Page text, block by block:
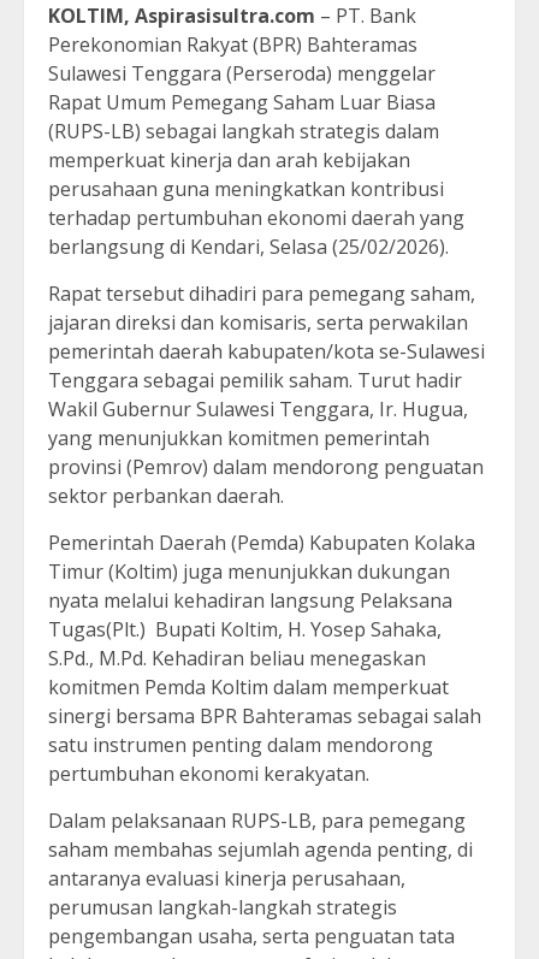
KOLTIM, Aspirasisultra.com – PT. Bank
Perekonomian Rakyat (BPR) Bahteramas
Sulawesi Tenggara (Perseroda) menggelar
Rapat Umum Pemegang Saham Luar Biasa
(RUPS-LB) sebagai langkah strategis dalam
memperkuat kinerja dan arah kebijakan
perusahaan guna meningkatkan kontribusi
terhadap pertumbuhan ekonomi daerah yang
berlangsung di Kendari, Selasa (25/02/2026).
Rapat tersebut dihadiri para pemegang saham,
jajaran direksi dan komisaris, serta perwakilan
pemerintah daerah kabupaten/kota se-Sulawesi
Tenggara sebagai pemilik saham. Turut hadir
Wakil Gubernur Sulawesi Tenggara, Ir. Hugua,
yang menunjukkan komitmen pemerintah
provinsi (Pemrov) dalam mendorong penguatan
sektor perbankan daerah.
Pemerintah Daerah (Pemda) Kabupaten Kolaka
Timur (Koltim) juga menunjukkan dukungan
nyata melalui kehadiran langsung Pelaksana
Tugas(Plt.) Bupati Koltim, H. Yosep Sahaka,
S.Pd., M.Pd. Kehadiran beliau menegaskan
komitmen Pemda Koltim dalam memperkuat
sinergi bersama BPR Bahteramas sebagai salah
satu instrumen penting dalam mendorong
pertumbuhan ekonomi kerakyatan.
Dalam pelaksanaan RUPS-LB, para pemegang
saham membahas sejumlah agenda penting, di
antaranya evaluasi kinerja perusahaan,
perumusan langkah-langkah strategis
pengembangan usaha, serta penguatan tata